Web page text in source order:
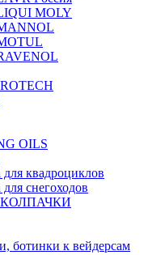
MOLY
OILS
квадроциклов
снегоходов
ботинки к вейдерсам